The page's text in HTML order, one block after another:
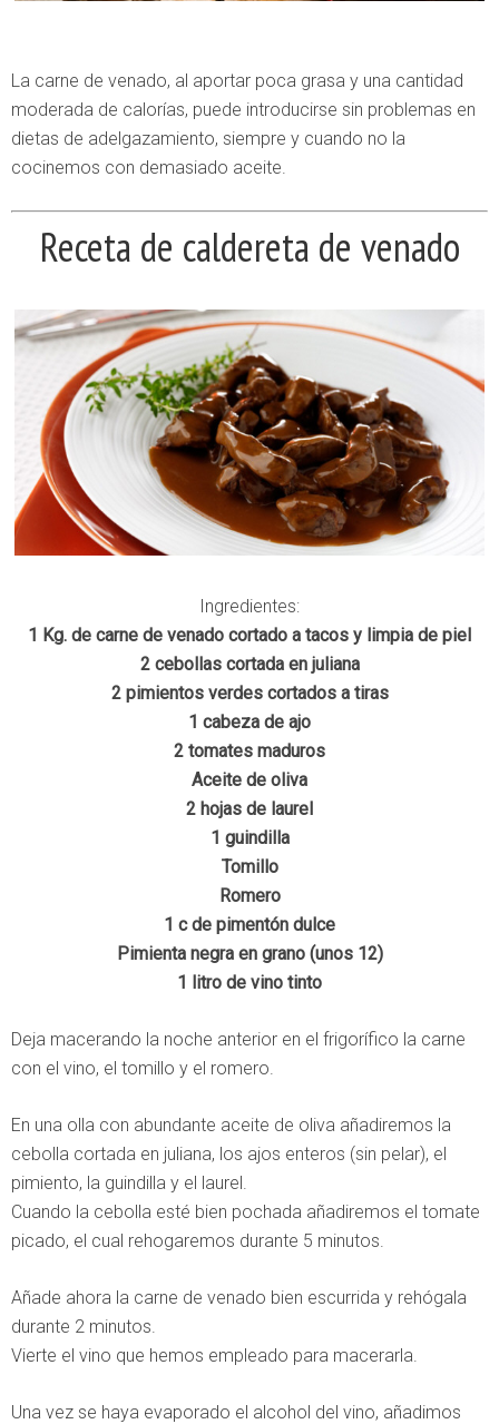
La carne de venado, al aportar poca grasa y una cantidad
moderada de calorías, puede introducirse sin problemas en
dietas de adelgazamiento, siempre y cuando no la
cocinemos con demasiado aceite.
Receta de caldereta de venado
Ingredientes:
1 Kg. de carne de venado cortado a tacos y limpia de piel
2 cebollas cortada en juliana
2 pimientos verdes cortados a tiras
1 cabeza de ajo
2 tomates maduros
Aceite de oliva
2 hojas de laurel
1 guindilla
Tomillo
Romero
1 c de pimentón dulce
Pimienta negra en grano (unos 12)
1 litro de vino tinto
Deja macerando la noche anterior en el frigorífico la carne
con el vino, el tomillo y el romero.
En una olla con abundante aceite de oliva añadiremos la
cebolla cortada en juliana, los ajos enteros (sin pelar), el
pimiento, la guindilla y el laurel.
Cuando la cebolla esté bien pochada añadiremos el tomate
picado, el cual rehogaremos durante 5 minutos.
Añade ahora la carne de venado bien escurrida y rehógala
durante 2 minutos.
Vierte el vino que hemos empleado para macerarla.
Una vez se haya evaporado el alcohol del vino, añadimos